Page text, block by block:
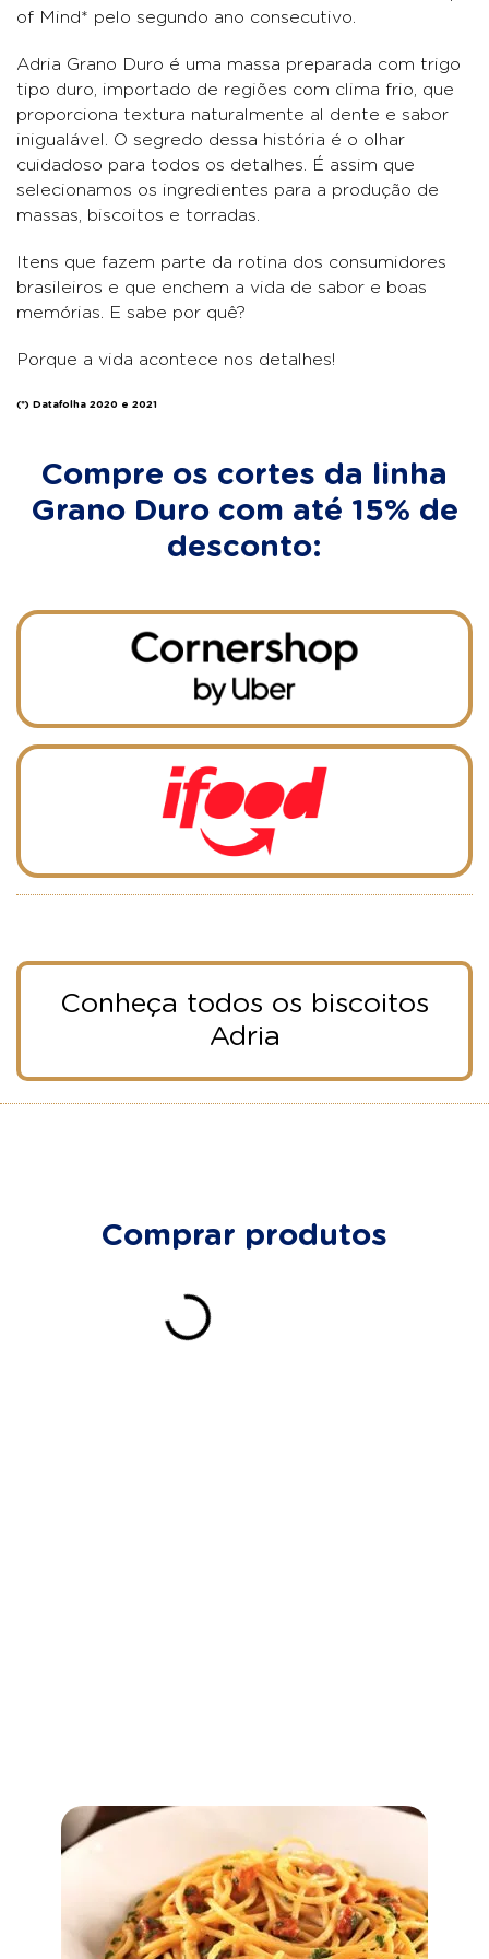
of Mind* pelo segundo ano consecutivo.
Adria Grano Duro é uma massa preparada com trigo
tipo duro, importado de regiões com clima frio, que
proporciona textura naturalmente al dente e sabor
inigualável. O segredo dessa história é o olhar
cuidadoso para todos os detalhes. É assim que
selecionamos os ingredientes para a produção de
massas, biscoitos e torradas.
Itens que fazem parte da rotina dos consumidores
brasileiros e que enchem a vida de sabor e boas
memórias. E sabe por quê?
Porque a vida acontece nos detalhes!
(*) Datafolha 2020 e 2021
Compre os cortes da linha
Grano Duro com até 15% de
desconto:
Conheça todos os biscoitos
Adria
Comprar produtos